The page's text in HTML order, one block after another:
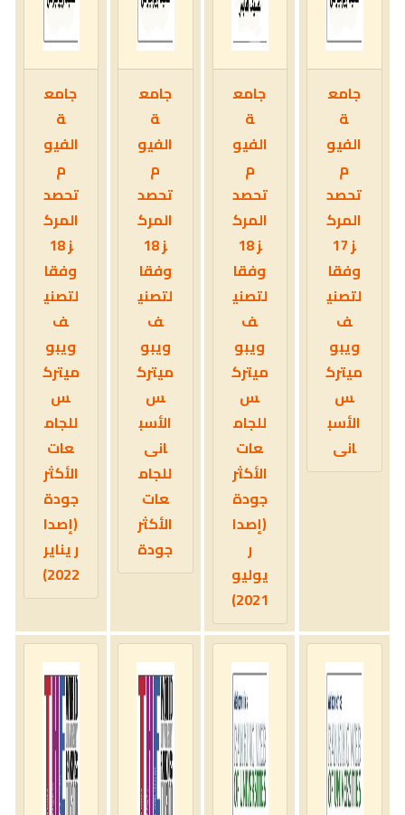
جامع
ة
الفيو
م
تحصد
المرك
ز 17
وفقا
لتصني
ف
ويبو
ميترك
س
الأسب
انى
جامع
ة
الفيو
م
تحصد
المرك
ز 18
وفقا
لتصني
ف
ويبو
ميترك
س
للجام
عات
الأكثر
جودة
(إصدا
ر
يوليو
2021)
جامع
ة
الفيو
م
تحصد
المرك
ز 18
وفقا
لتصني
ف
ويبو
ميترك
س
الأسب
انى
للجام
عات
الأكثر
جودة
جامع
ة
الفيو
م
تحصد
المرك
ز 18
وفقا
لتصني
ف
ويبو
ميترك
س
للجام
عات
الأكثر
جودة
(إصدا
ر يناير
2022)